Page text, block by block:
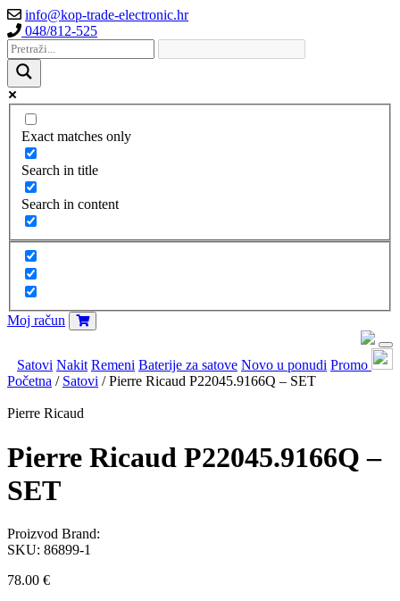
info@kop-trade-electronic.hr
048/812-525
Exact matches only
Search in title
Search in content
Moj račun
Satovi Nakit Remeni Baterije za satove Novo u ponudi Promo
Početna / Satovi / Pierre Ricaud P22045.9166Q – SET
Pierre Ricaud
Pierre Ricaud P22045.9166Q –
SET
SKU: 86899-1
Proizvod Brand:
78.00 €